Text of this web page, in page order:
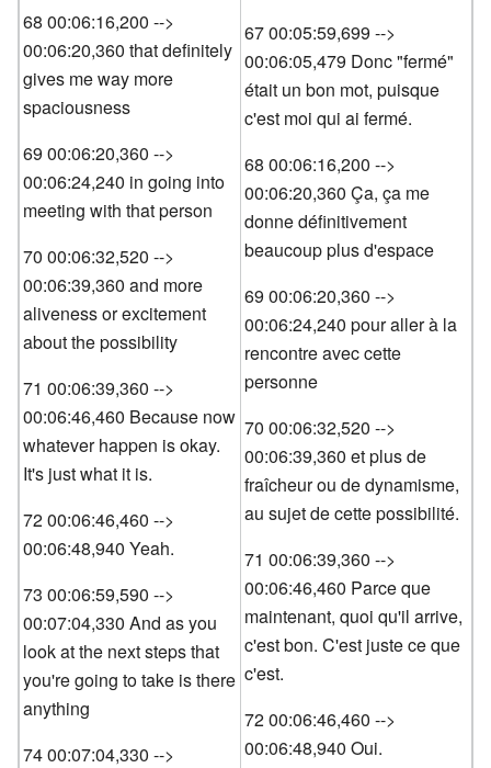
68 00:06:16,200 -->
00:06:20,360 that definitely
gives me way more
spaciousness
69 00:06:20,360 -->
00:06:24,240 in going into
meeting with that person
70 00:06:32,520 -->
00:06:39,360 and more
aliveness or excitement
about the possibility
71 00:06:39,360 -->
00:06:46,460 Because now
whatever happen is okay.
It's just what it is.
72 00:06:46,460 -->
00:06:48,940 Yeah.
73 00:06:59,590 -->
00:07:04,330 And as you
look at the next steps that
you're going to take is there
anything
74 00:07:04,330 -->
67 00:05:59,699 -->
00:06:05,479 Donc "fermé"
était un bon mot, puisque
c'est moi qui ai fermé.
68 00:06:16,200 -->
00:06:20,360 Ça, ça me
donne définitivement
beaucoup plus d'espace
69 00:06:20,360 -->
00:06:24,240 pour aller à la
rencontre avec cette
personne
70 00:06:32,520 -->
00:06:39,360 et plus de
fraîcheur ou de dynamisme,
au sujet de cette possibilité.
71 00:06:39,360 -->
00:06:46,460 Parce que
maintenant, quoi qu'il arrive,
c'est bon. C'est juste ce que
c'est.
72 00:06:46,460 -->
00:06:48,940 Oui.